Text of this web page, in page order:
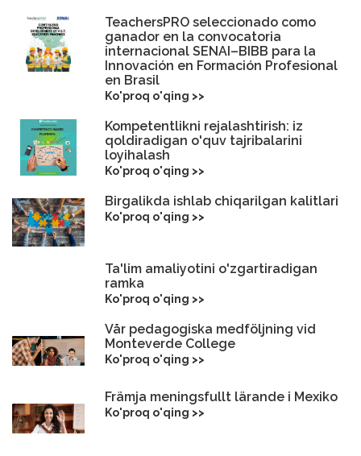
TeachersPRO seleccionado como
ganador en la convocatoria
internacional SENAI–BIBB para la
Innovación en Formación Profesional
en Brasil
Ko'proq o'qing >>
Kompetentlikni rejalashtirish: iz
qoldiradigan o'quv tajribalarini
loyihalash
Ko'proq o'qing >>
Birgalikda ishlab chiqarilgan kalitlari
Ko'proq o'qing >>
Ta'lim amaliyotini o'zgartiradigan
ramka
Ko'proq o'qing >>
Vår pedagogiska medföljning vid
Monteverde College
Ko'proq o'qing >>
Främja meningsfullt lärande i Mexiko
Ko'proq o'qing >>